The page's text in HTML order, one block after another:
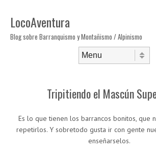
LocoAventura
Blog sobre Barranquismo y Montañismo / Alpinismo
Tripitiendo el Mascún
Es lo que tienen los barrancos bonitos, que
repetirlos. Y sobretodo gusta ir con gente
enseñarselos.